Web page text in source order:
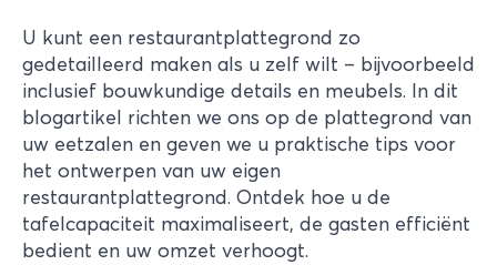
U kunt een restaurantplattegrond zo
gedetailleerd maken als u zelf wilt – bijvoorbeeld
inclusief bouwkundige details en meubels. In dit
blogartikel richten we ons op de plattegrond van
uw eetzalen en geven we u praktische tips voor
het ontwerpen van uw eigen
restaurantplattegrond. Ontdek hoe u de
tafelcapaciteit maximaliseert, de gasten efficiënt
bedient en uw omzet verhoogt.